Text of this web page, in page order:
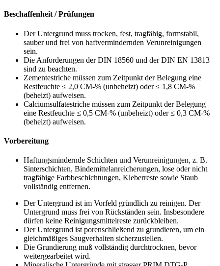
Beschaffenheit / Prüfungen
Der Untergrund muss trocken, fest, tragfähig, formstabil,
sauber und frei von haftvermindernden Verunreinigungen
sein.
Die Anforderungen der DIN 18560 und der DIN EN 13813
sind zu beachten.
Zementestriche müssen zum Zeitpunkt der Belegung eine
Restfeuchte ≤ 2,0 CM-% (unbeheizt) oder ≤ 1,8 CM-%
(beheizt) aufweisen.
Calciumsulfatestriche müssen zum Zeitpunkt der Belegung
eine Restfeuchte ≤ 0,5 CM-% (unbeheizt) oder ≤ 0,3 CM-%
(beheizt) aufweisen.
Vorbereitung
Haftungsmindernde Schichten und Verunreinigungen, z. B.
Sinterschichten, Bindemittelanreicherungen, lose oder nicht
tragfähige Farbbeschichtungen, Kleberreste sowie Staub
vollständig entfernen.
Der Untergrund ist im Vorfeld gründlich zu reinigen. Der
Untergrund muss frei von Rückständen sein. Insbesondere
dürfen keine Reinigungsmittelreste zurückbleiben.
Der Untergrund ist porenschließend zu grundieren, um ein
gleichmäßiges Saugverhalten sicherzustellen.
Die Grundierung muß vollständig durchtrocknen, bevor
weitergearbeitet wird.